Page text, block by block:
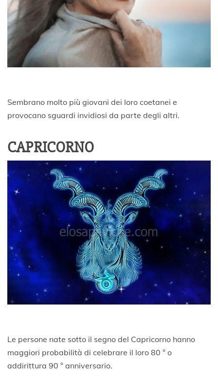
Sembrano molto più giovani dei loro coetanei e
provocano sguardi invidiosi da parte degli altri.
CAPRICORNO
Le persone nate sotto il segno del Capricorno hanno
maggiori probabilità di celebrare il loro 80 ° o
addirittura 90 ° anniversario.